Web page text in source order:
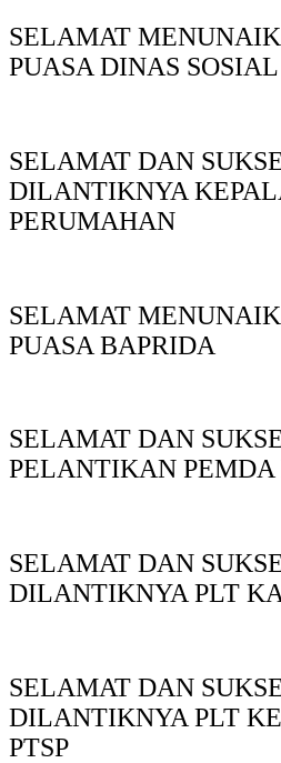
SELAMAT
PUASA DINAS SOSIAL
SELAMAT DAN
DILANTIKNYA
PERUMAHAN
SELAMAT
PUASA BAPRIDA
SELAMAT DAN
PELANTIKAN PEMDA
SELAMAT DAN
DILANTIKNYA PLT
SELAMAT DAN
DILANTIKNYA PLT
PTSP